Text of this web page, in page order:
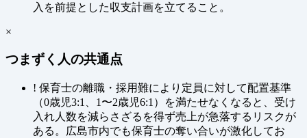
入を前提とした収支計画を立てること。
×
つまずく人の共通点
! 保育士の離職・採用難により定員に対して配置基準
（0歳児3:1、1〜2歳児6:1）を満たせなくなると、受け
入れ人数を減らさざるを得ず売上が急落するリスクが
ある。広島市内でも保育士の奪い合いが激化してお